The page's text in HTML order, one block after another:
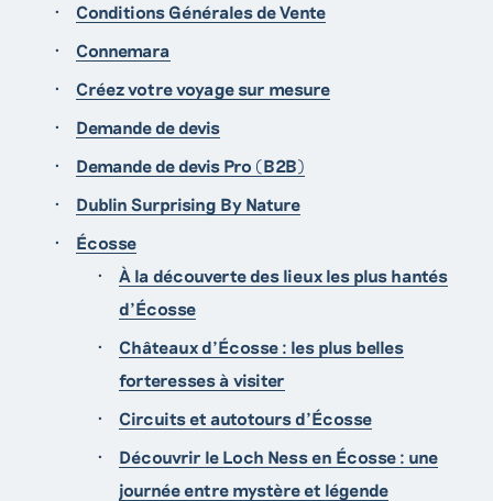
Conditions Générales de Vente
Connemara
Créez votre voyage sur mesure
Demande de devis
Demande de devis Pro (B2B)
Dublin Surprising By Nature
Écosse
À la découverte des lieux les plus hantés
d'Écosse
Châteaux d’Écosse : les plus belles
forteresses à visiter
Circuits et autotours d'Écosse
Découvrir le Loch Ness en Écosse : une
journée entre mystère et légende